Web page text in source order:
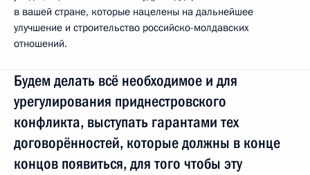
в вашей стране, которые нацелены на дальнейшее
улучшение и строительство российско-молдавских
отношений.
Будем делать всё необходимое и для
урегулирования приднестровского
конфликта, выступать гарантами тех
договорённостей, которые должны в конце
концов появиться, для того чтобы эту